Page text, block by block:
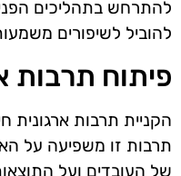
להתרחש בתהליכים
להוביל לשיפורים
פיתוח תרבות
הקניית תרבות
תרבות זו משפיעה על
של העובדים ועל